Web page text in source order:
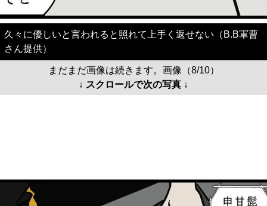
久々に優しいと言われると照れて上手く返せない（B.B軍曹
さん提供）
まだまだ画像は続きます。画像（8/10）
↓ スクロールで次の写真 ↓